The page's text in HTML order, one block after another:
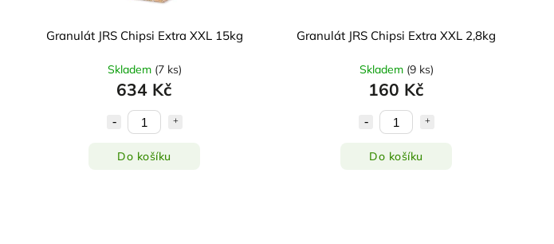
Granulát JRS Chipsi Extra XXL 15kg
Skladem (7 ks)
634 Kč
Do košíku
Granulát JRS Chipsi Extra XXL 2,8kg
Skladem (9 ks)
160 Kč
Do košíku